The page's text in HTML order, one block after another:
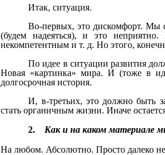
Итак, ситуация.
Во-первых, это дискомфорт. Мы
(будем надеяться), и это неприятно.
некомпетентным и т. д. Но этого,
По идее в ситуации развития
Новая «картинка» мира. И (тоже в
долгосрочная история.
И, в-третьих, это должно быть
стать органичным жизни. Иначе
2. Как и на каком материале
На любом. Абсолютно. Просто далеко